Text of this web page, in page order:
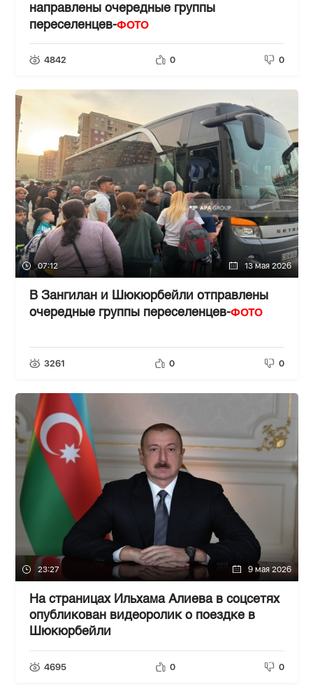
направлены очередные группы
переселенцев-ФОТО
4842 0 0
07:12 13 мая 2026
В Зангилан и Шюкюрбейли отправлены
очередные группы переселенцев-ФОТО
3261 0 0
23:27 9 мая 2026
На страницах Ильхама Алиева в соцсетях
опубликован видеоролик о поездке в
Шюкюрбейли
4695 0 0